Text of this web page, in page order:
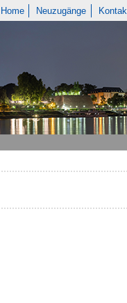
Home Neuzugänge